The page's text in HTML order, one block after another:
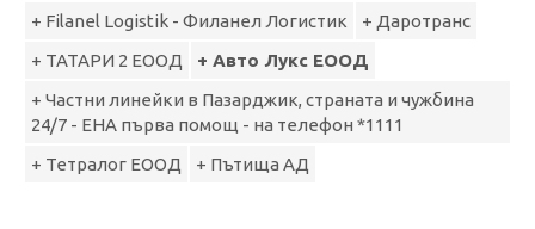
+ Filanel Logistik - Филанел Логистик
+ Даротранс
+ ТАТАРИ 2 ЕООД
+ Авто Лукс ЕООД
+ Частни линейки в Пазарджик, страната и чужбина
24/7 - ЕНА първа помощ - на телефон *1111
+ Тетралог ЕООД
+ Пътища АД